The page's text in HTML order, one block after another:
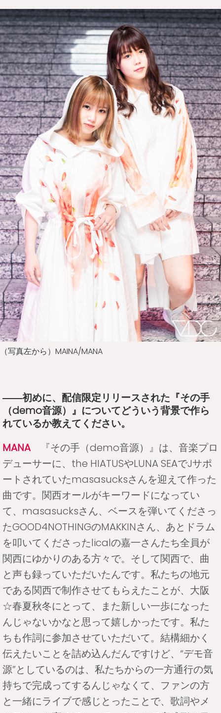
（写真左から）MAINA/MANA
――初めに、配信限定リリースされた『その手
（demo音源）』についてどういう背景で作ら
れているか教えてください。
MANA『その手（demo音源）』は、音楽プロ
デューサーに、the HIATUSやLUNA SEAでJサポ
ートされていたmasasucksさんを迎えて作った
曲です。関西オールがキーワードになってい
て、masasucksさん、ベースを弾いてくださっ
たGOOD4NOTHINGのMAKKINさん、あとドラム
を叩いてくださったlicalの嘉一さんたち全員が
関西にゆかりのある方々で。そして関西で、曲
と声も録っていただいたんです。私たちの地元
である関西で制作させてもらえたことが、大阪
☆春夏秋冬にとって、また新しい一歩になった
んじゃないかなと思って嬉しかったです。私た
ちも作詞に参加させていただいて。結構細かく
伝えたいことを詰め込んだんですけど、“デモ音
源”としているのは、私たちからの一方通行の気
持ちで完成ってするんじゃなくて、ファンの方
と一緒にライブで感じとったことで、歌詞やメ